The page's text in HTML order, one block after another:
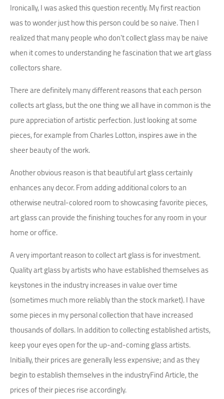
Ironically, I was asked this question recently. My first reaction
was to wonder just how this person could be so naive. Then I
realized that many people who don't collect glass may be naive
when it comes to understanding he fascination that we art glass
collectors share.
There are definitely many different reasons that each person
collects art glass, but the one thing we all have in common is the
pure appreciation of artistic perfection. Just looking at some
pieces, for example from Charles Lotton, inspires awe in the
sheer beauty of the work.
Another obvious reason is that beautiful art glass certainly
enhances any decor. From adding additional colors to an
otherwise neutral-colored room to showcasing favorite pieces,
art glass can provide the finishing touches for any room in your
home or office.
A very important reason to collect art glass is for investment.
Quality art glass by artists who have established themselves as
keystones in the industry increases in value over time
(sometimes much more reliably than the stock market). I have
some pieces in my personal collection that have increased
thousands of dollars. In addition to collecting established artists,
keep your eyes open for the up-and-coming glass artists.
Initially, their prices are generally less expensive; and as they
begin to establish themselves in the industryFind Article, the
prices of their pieces rise accordingly.